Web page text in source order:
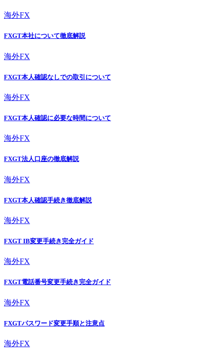
海外FX
FXGT本社について徹底解説
海外FX
FXGT本人確認なしでの取引について
海外FX
FXGT本人確認に必要な時間について
海外FX
FXGT法人口座の徹底解説
海外FX
FXGT本人確認手続き徹底解説
海外FX
FXGT IB変更手続き完全ガイド
海外FX
FXGT電話番号変更手続き完全ガイド
海外FX
FXGTパスワード変更手順と注意点
海外FX